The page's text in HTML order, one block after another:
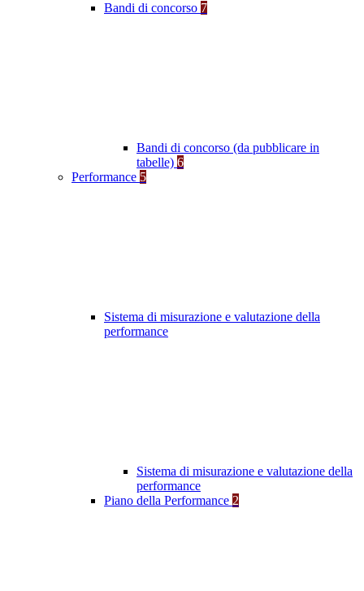
Bandi di concorso 7
Bandi di concorso (da pubblicare in
tabelle) 6
Performance 5
Sistema di misurazione e valutazione della
performance
Sistema di misurazione e valutazione della
performance
Piano della Performance 2